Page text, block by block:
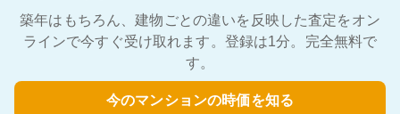
築年はもちろん、建物ごとの違いを反映した査定をオン
ラインで今すぐ受け取れます。登録は1分。完全無料で
す。
今のマンションの時価を知る